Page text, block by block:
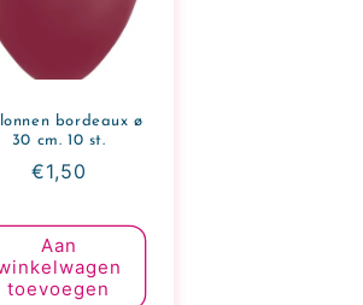
bordeaux ø
30 cm. 10 st.
Normale
€1,50
Aan
toevoegen